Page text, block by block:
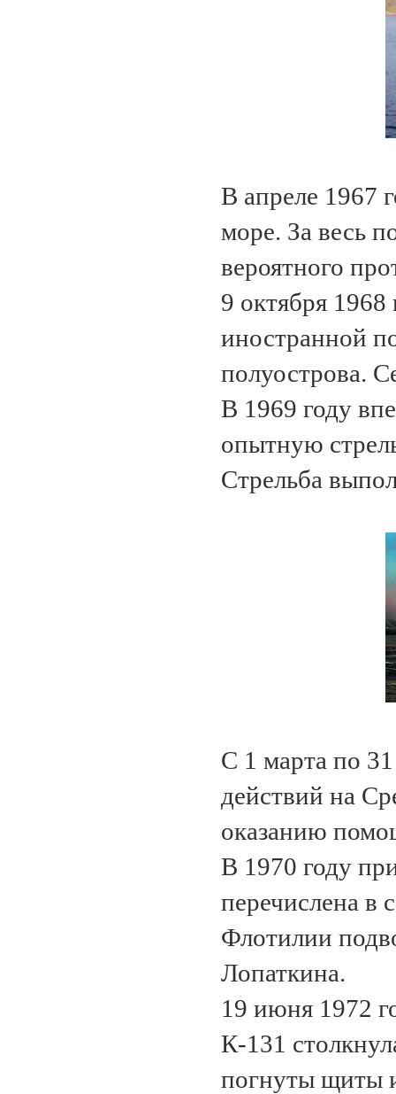
В апреле 1967
море. За весь
вероятного
9 октября 1968
иностранной
полуострова.
В 1969 году
опытную
Стрельба
С 1 марта по
действий на
оказанию
В 1970 году
перечислена в
Флотилии
Лопаткина.
19 июня 1972
К-131
погнуты щиты